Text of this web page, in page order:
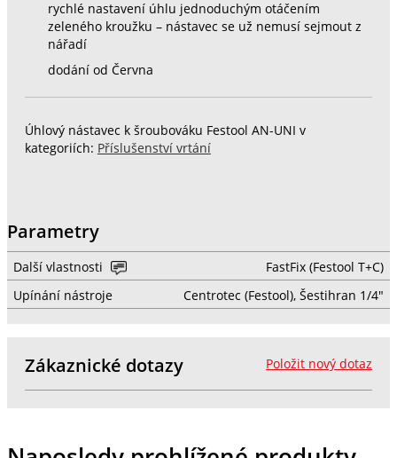
rychlé nastavení úhlu jednoduchým otáčením
zeleného kroužku – nástavec se už nemusí sejmout z
nářadí
dodání od Června
Úhlový nástavec k šroubováku Festool AN-UNI v
kategoriích: Příslušenství vrtání
Parametry
Další vlastnosti
FastFix (Festool T+C)
Upínání nástroje
Centrotec (Festool), Šestihran 1/4"
Položit nový dotaz
Zákaznické dotazy